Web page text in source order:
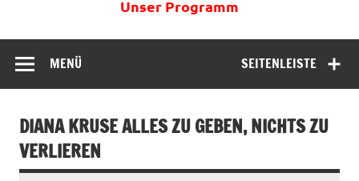
Unser Programm
SEITENLEISTE
MENÜ
DIANA KRUSE ALLES ZU GEBEN, NICHTS ZU
VERLIEREN